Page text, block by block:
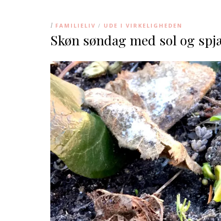
I FAMILIELIV / UDE I VIRKELIGHEDEN
Skøn søndag med sol og